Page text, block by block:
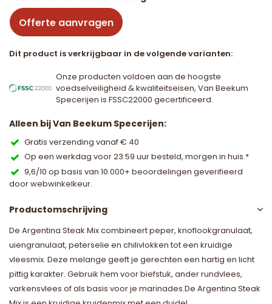
Offerte aanvragen
Dit product is verkrijgbaar in de volgende varianten:
Onze producten voldoen aan de hoogste
voedselveiligheid & kwaliteitseisen, Van Beekum
Specerijen is FSSC22000 gecertificeerd.
Alleen bij Van Beekum Specerijen:
Gratis verzending vanaf € 40
Op een werkdag voor 23:59 uur besteld, morgen in huis.*
9,6/10 op basis van 10.000+ beoordelingen geverifieerd
door webwinkelkeur.
Productomschrijving
De Argentina Steak Mix combineert peper, knoflookgranulaat,
uiengranulaat, peterselie en chilivlokken tot een kruidige
vleesmix. Deze melange geeft je gerechten een hartig en licht
pittig karakter. Gebruik hem voor biefstuk, ander rundvlees,
varkensvlees of als basis voor je marinades.De Argentina Steak